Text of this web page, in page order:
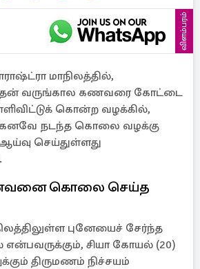
விளம்பரம்
மாநிலத்தில்,
வருங்கால கணவரை கோட்டை
கொன்ற வழக்கில்,
நடந்த கொலை வழக்கு
செய்துள்ளது
கொலை செய்த
புனேயைச் சேர்ந்த
சியா கோயல் (20)
திருமணம் நிச்சயம்